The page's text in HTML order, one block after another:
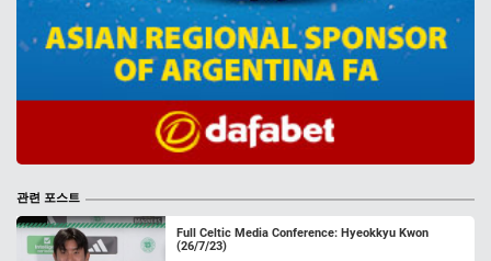
관련 포스트
Full Celtic Media Conference: Hyeokkyu Kwon
(26/7/23)